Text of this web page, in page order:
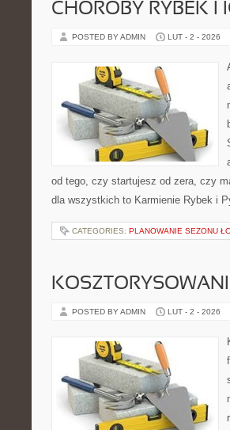
CHOROBY RYBEK I
POSTED BY ADMIN LUT - 2 - 2026
od tego, czy startujesz od zera, czy
dla wszystkich to Karmienie Rybek i
CATEGORIES: PLANOWANIE SEZONU
POSTED BY ADMIN LUT - 2 - 2026